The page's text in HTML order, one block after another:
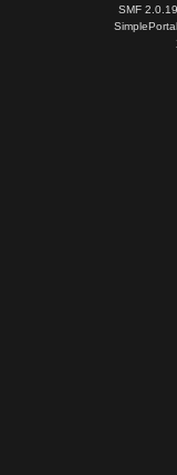
SMF 2.0.19